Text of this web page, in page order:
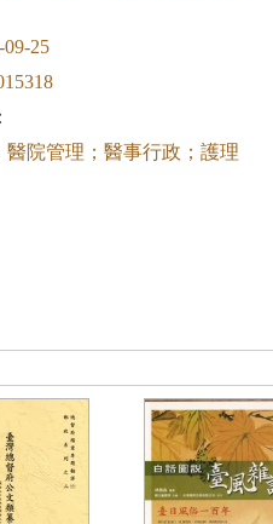
09-25
醫院管理；醫事行政；護理